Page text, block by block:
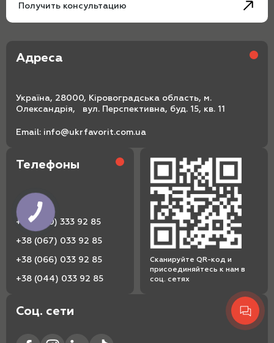
Получить консультацию
Адреса
Україна, 28000, Кіровоградська область, м.
Олександрія, вул. Перспективна, буд. 15, кв. 11
Email: info@ukrfavorit.com.ua
Телефоны
+38 (080) 333 92 85
+38 (067) 033 92 85
+38 (066) 033 92 85
+38 (044) 033 92 85
Соц. сети
Сканируйте QR-код и
присоединяйтесь к нам в
соц. сетях